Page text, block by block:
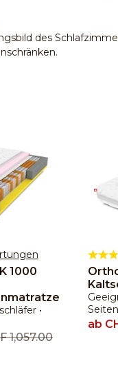
des
1000
•
Preis
1,057.00
ab